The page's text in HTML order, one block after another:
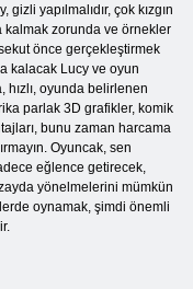
yapılmalıdır, çok kızgın
zorunda ve örnekler
önce gerçekleştirmek
kalacak Lucy ve oyun
oyunda belirlenen
parlak 3D grafikler, komik
bunu zaman harcama
Oyuncak, sen
eğlence getirecek,
yönelmelerini mümkün
oynamak, şimdi önemli